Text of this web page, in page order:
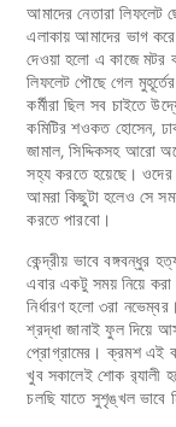
আমাদের নেতারা লিফলেট
এলাকায় আমাদের ভাগ
দেওয়া হলো এ কাজে মটর
লিফলেট পৌছে গেল
কর্মীরা ছিল সব চাইতে
কমিটির শওকত হোসেন,
জামাল, সিদ্দিকসহ আরো
সহ্য করতে হয়েছে।
আমরা কিছুটা হলেও সে
করতে পারবো।
কেন্দ্রীয় ভাবে বঙ্গবন্ধুর
এবার একটু সময় নিয়ে করা
নির্ধারণ হলো ৩রা
শ্রদ্ধা জানাই ফুল দিয়ে
প্রোগ্রামের। ক্রমশ এই
খুব সকালেই শোক র‌্যালী
চলছি যাতে সুশৃঙ্খল ভাবে